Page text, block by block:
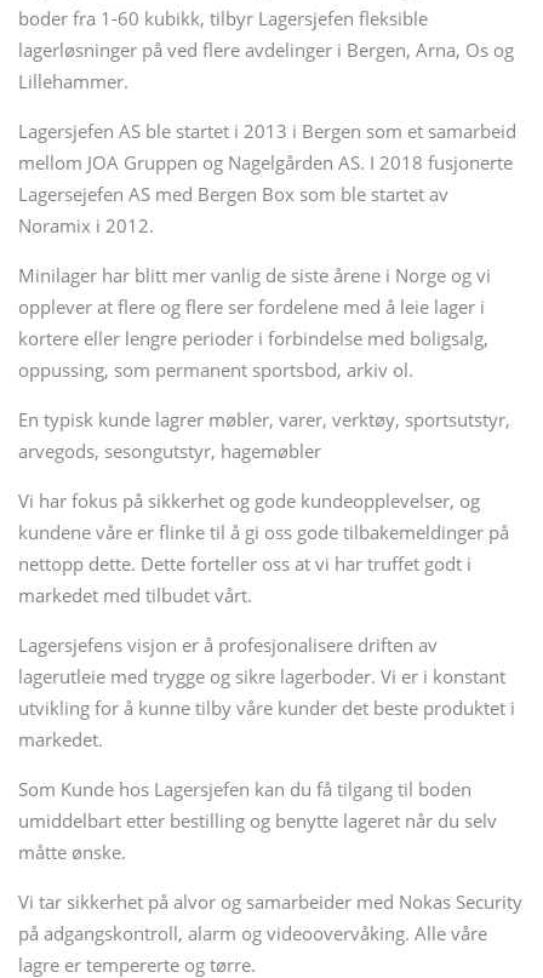
boder fra 1-60 kubikk, tilbyr Lagersjefen fleksible
lagerløsninger på ved flere avdelinger i Bergen, Arna, Os og
Lillehammer.
Lagersjefen AS ble startet i 2013 i Bergen som et samarbeid
mellom JOA Gruppen og Nagelgården AS. I 2018 fusjonerte
Lagersejefen AS med Bergen Box som ble startet av
Noramix i 2012.
Minilager har blitt mer vanlig de siste årene i Norge og vi
opplever at flere og flere ser fordelene med å leie lager i
kortere eller lengre perioder i forbindelse med boligsalg,
oppussing, som permanent sportsbod, arkiv ol.
En typisk kunde lagrer møbler, varer, verktøy, sportsutstyr,
arvegods, sesongutstyr, hagemøbler
Vi har fokus på sikkerhet og gode kundeopplevelser, og
kundene våre er flinke til å gi oss gode tilbakemeldinger på
nettopp dette. Dette forteller oss at vi har truffet godt i
markedet med tilbudet vårt.
Lagersjefens visjon er å profesjonalisere driften av
lagerutleie med trygge og sikre lagerboder. Vi er i konstant
utvikling for å kunne tilby våre kunder det beste produktet i
markedet.
Som Kunde hos Lagersjefen kan du få tilgang til boden
umiddelbart etter bestilling og benytte lageret når du selv
måtte ønske.
Vi tar sikkerhet på alvor og samarbeider med Nokas Security
på adgangskontroll, alarm og videoovervåking. Alle våre
lagre er tempererte og tørre.